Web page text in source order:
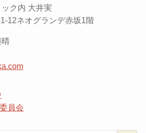
ク内 大井実
12ネオグランデ赤坂1階
晴
員会